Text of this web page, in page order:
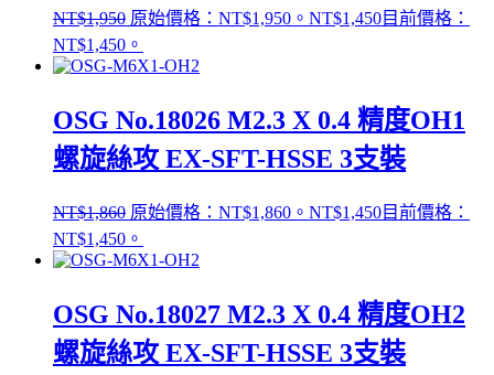
NT$1,950 原始價格：NT$1,950。 NT$1,450目前價格：
NT$1,450。
OSG No.18026 M2.3 X 0.4 精度OH1
螺旋絲攻 EX-SFT-HSSE 3支裝
NT$1,860 原始價格：NT$1,860。 NT$1,450目前價格：
NT$1,450。
OSG No.18027 M2.3 X 0.4 精度OH2
螺旋絲攻 EX-SFT-HSSE 3支裝